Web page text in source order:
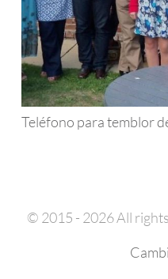
Teléfono para temblor
© 2015 - 2026 All